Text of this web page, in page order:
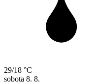
29/18 °C
sobota 8. 8.